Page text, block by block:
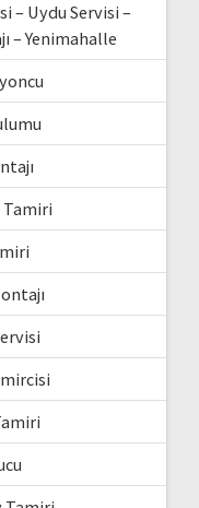
– Uydu Servisi –
– Yenimahalle
Tamiri